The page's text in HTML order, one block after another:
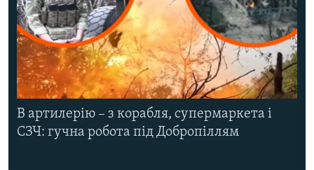
В артилерію – з корабля, супермаркета і
СЗЧ: гучна робота під Добропіллям